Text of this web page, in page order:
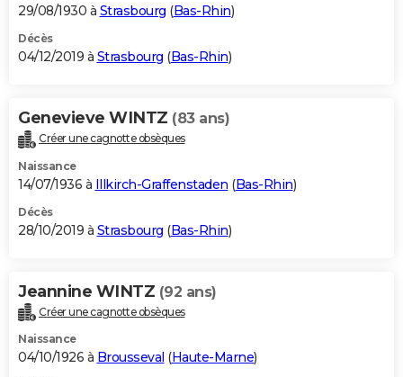
29/08/1930 à Strasbourg (Bas-Rhin)
Décès
04/12/2019 à Strasbourg (Bas-Rhin)
Genevieve WINTZ (83 ans)
Créer une cagnotte obsèques
Naissance
14/07/1936 à Illkirch-Graffenstaden (Bas-Rhin)
Décès
28/10/2019 à Strasbourg (Bas-Rhin)
Jeannine WINTZ (92 ans)
Créer une cagnotte obsèques
Naissance
04/10/1926 à Brousseval (Haute-Marne)